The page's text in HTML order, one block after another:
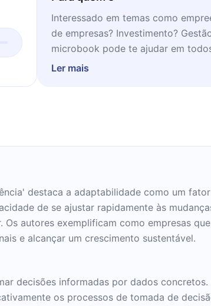
Interessado em temas como
de empresas? Investimento?
microbook pode te ajudar em
lido em momentos de
Ler mais
destaca a adaptabilidade como um
de se ajustar rapidamente às
autores exemplificam como empresas
e alcançar um crescimento sustentável.
decisões informadas por dados
os processos de tomada de